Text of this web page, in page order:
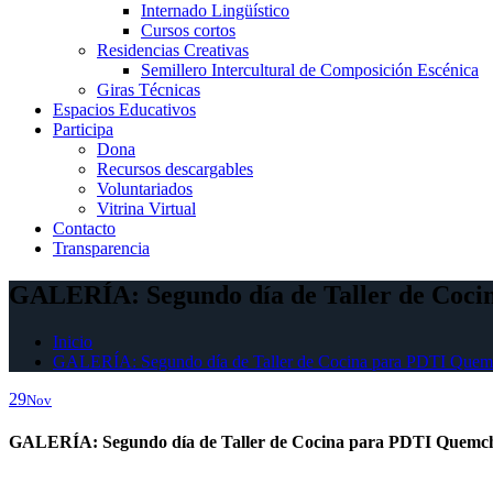
Internado Lingüístico
Cursos cortos
Residencias Creativas
Semillero Intercultural de Composición Escénica
Giras Técnicas
Espacios Educativos
Participa
Dona
Recursos descargables
Voluntariados
Vitrina Virtual
Contacto
Transparencia
GALERÍA: Segundo día de Taller de
Inicio
GALERÍA: Segundo día de Taller de Cocina para PDTI
29Nov
GALERÍA: Segundo día de Taller de Cocina para PDTI